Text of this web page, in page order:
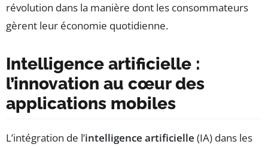
révolution dans la manière dont les consommateurs
gèrent leur économie quotidienne.
Intelligence artificielle :
l’innovation au cœur des
applications mobiles
L’intégration de l’intelligence artificielle (IA) dans les